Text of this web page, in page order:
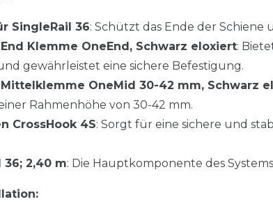
SingleRail 36: Schützt das Ende der Schiene
Klemme OneEnd, Schwarz eloxiert:
gewährleistet eine sichere Befestigung.
Mittelklemme OneMid 30-42 mm, Schwarz
Rahmenhöhe von 30-42 mm.
CrossHook 4S: Sorgt für eine sichere und
36; 2,40 m: Die Hauptkomponente des